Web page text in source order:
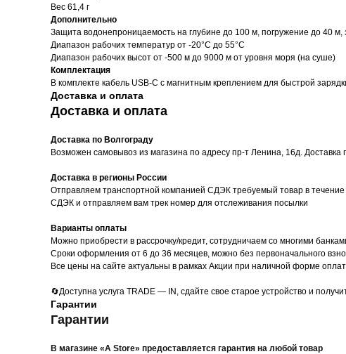
Вес 61,4 г
Дополнительно
Защита водонепроницаемость на глубине до 100 м, погружение до 40
Диапазон рабочих температур от -20°C до 55°C
Диапазон рабочих высот от -500 м до 9000 м от уровня моря (на суше)
Комплектация
В комплекте кабель USB‑C с магнитным креплением для быстрой
Доставка и оплата
Доставка и оплата
Доставка по Волгограду
Возможен самовывоз из магазина по адресу пр-т Ленина, 16д. Доставка
Доставка в регионы России
Отправляем транспортной компанией СДЭК требуемый товар в
СДЭК и отправляем вам трек номер для отслеживания посылки
Варианты оплаты
Можно приoбрести в рассрочку/кредит, сотрудничаем со многими
Сроки оформления от 6 до 36 месяцев, можно без первоначального
Все цены на сайте актуальны в рамках Акции при наличной форме
🔄Доступна услуга TRADE — IN, сдайте свое старое устройство и
Гарантии
Гарантии
В магазине «A Store» предоставляется гарантия на любой товар